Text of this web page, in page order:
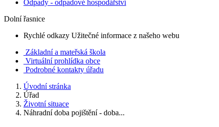
Odpady - odpadové hospodářství
Dolní řasnice
Rychlé odkazy Užitečné informace z našeho webu
Základní a mateřská škola
Virtuální prohlídka obce
Podrobné kontakty úřadu
Úvodní stránka
Úřad
Životní situace
Náhradní doba pojištění - doba...